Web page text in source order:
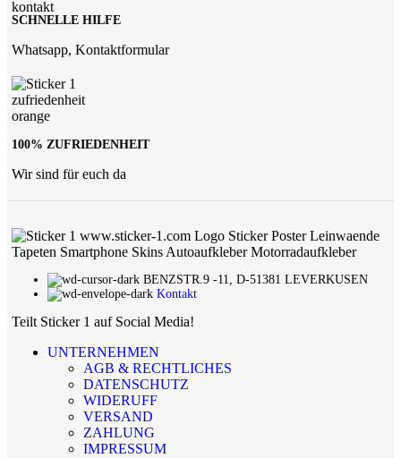
SCHNELLE HILFE
Whatsapp, Kontaktformular
100% ZUFRIEDENHEIT
Wir sind für euch da
BENZSTR.9 -11, D-51381 LEVERKUSEN
Kontakt
Teilt Sticker 1 auf Social Media!
UNTERNEHMEN
AGB & RECHTLICHES
DATENSCHUTZ
WIDERUFF
VERSAND
ZAHLUNG
IMPRESSUM